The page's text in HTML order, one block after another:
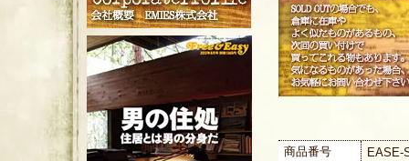
商品番号
EASE-